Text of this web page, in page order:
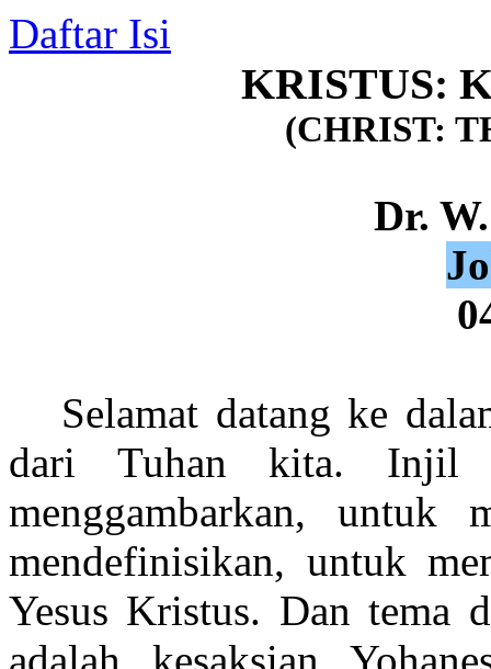
Daftar Isi
KRISTUS:
(CHRIST:
Dr.
Selamat datang ke
dari Tuhan kita. Injil
menggambarkan, untuk
mendefinisikan, untuk
Yesus Kristus. Dan tema